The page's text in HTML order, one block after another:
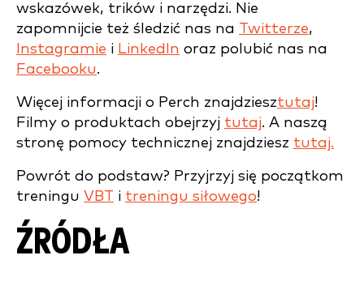
wskazówek, trików i narzędzi. Nie
zapomnijcie też śledzić nas na Twitterze,
Instagramie i LinkedIn oraz polubić nas na
Facebooku.
Więcej informacji o Perch znajdziesztutaj!
Filmy o produktach obejrzyj tutaj. A naszą
stronę pomocy technicznej znajdziesz tutaj.
Powrót do podstaw? Przyjrzyj się początkom
treningu VBT i treningu siłowego!
ŹRÓDŁA